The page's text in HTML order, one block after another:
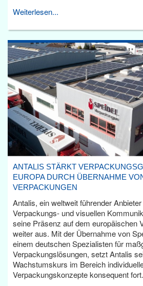
Weiterlesen...
ANTALIS STÄRKT
EUROPA DURCH ÜBERNAHME
VERPACKUNGEN
Antalis, ein weltweit führender
Verpackungs- und visuellen
seine Präsenz auf dem europäischen
weiter aus. Mit der Übernahme von
einem deutschen Spezialisten für
Verpackungslösungen, setzt Antalis
Wachstumskurs im Bereich
Verpackungskonzepte konsequent fort.